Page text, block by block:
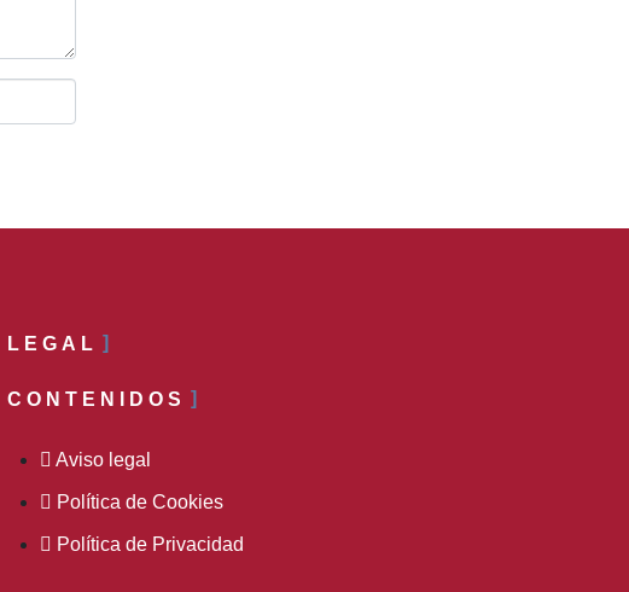
LEGAL
CONTENIDOS
Aviso legal
Política de Cookies
Política de Privacidad